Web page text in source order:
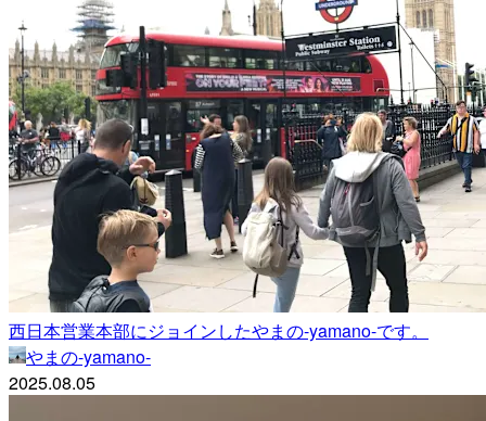
西日本営業本部にジョインしたやまの-yamano-です。
やまの-yamano-
2025.08.05